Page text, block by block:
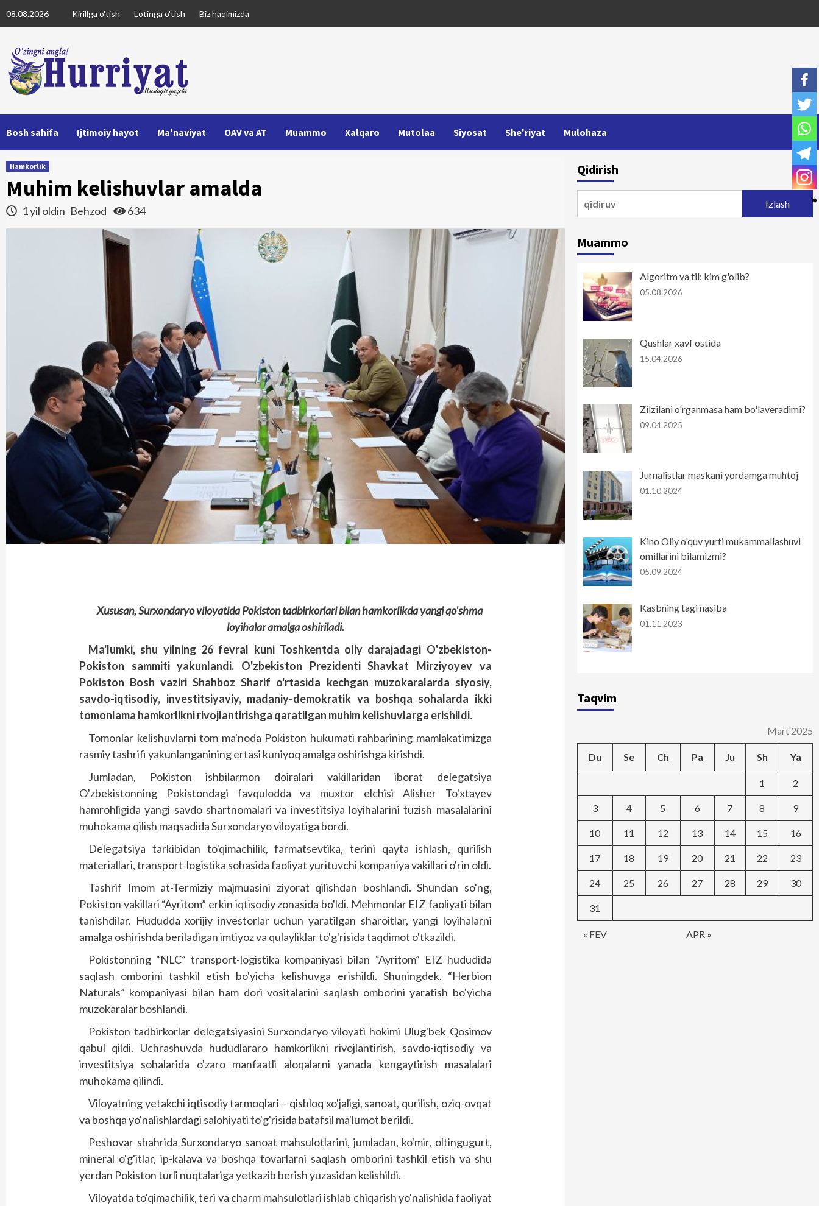
to
08.08.2026 Kirillga o'tish Lotinga o'tish Biz haqimizda
Bosh sahifa Ijtimoiy hayot Ma'naviyat OAV va AT Muammo Xalqaro Mutolaa Siyosat She'riyat Mulohaza
Hamkorlik
Muhim kelishuvlar amalda
1 yil oldin Behzod 634
Xususan, Surxondaryo viloyatida Pokiston tadbirkorlari bilan hamkorlikda yangi qo'shma
loyihalar amalga oshiriladi.
Ma'lumki, shu yilning 26 fevral kuni Toshkentda oliy darajadagi O'zbekiston-
Pokiston sammiti yakunlandi. O'zbekiston Prezidenti Shavkat Mirziyoyev va
Pokiston Bosh vaziri Shahboz Sharif o'rtasida kechgan muzokaralarda siyosiy,
savdo-iqtisodiy, investitsiyaviy, madaniy-demokratik va boshqa sohalarda ikki
tomonlama hamkorlikni rivojlantirishga qaratilgan muhim kelishuvlarga erishildi.
Tomonlar kelishuvlarni tom ma'noda Pokiston hukumati rahbarining mamlakatimizga
rasmiy tashrifi yakunlanganining ertasi kuniyoq amalga oshirishga kirishdi.
Jumladan, Pokiston ishbilarmon doiralari vakillaridan iborat delegatsiya
O'zbekistonning Pokistondagi favqulodda va muxtor elchisi Alisher To'xtayev
hamrohligida yangi savdo shartnomalari va investitsiya loyihalarini tuzish masalalarini
muhokama qilish maqsadida Surxondaryo viloyatiga bordi.
Delegatsiya tarkibidan to'qimachilik, farmatsevtika, terini qayta ishlash, qurilish
materiallari, transport-logistika sohasida faoliyat yurituvchi kompaniya vakillari o'rin oldi.
Tashrif Imom at-Termiziy majmuasini ziyorat qilishdan boshlandi. Shundan so'ng,
Pokiston vakillari “Ayritom” erkin iqtisodiy zonasida bo'ldi. Mehmonlar EIZ faoliyati bilan
tanishdilar. Hududda xorijiy investorlar uchun yaratilgan sharoitlar, yangi loyihalarni
amalga oshirishda beriladigan imtiyoz va qulayliklar to'g'risida taqdimot o'tkazildi.
Pokistonning “NLC” transport-logistika kompaniyasi bilan “Ayritom” EIZ hududida
saqlash omborini tashkil etish bo'yicha kelishuvga erishildi. Shuningdek, “Herbion
Naturals” kompaniyasi bilan ham dori vositalarini saqlash omborini yaratish bo'yicha
muzokaralar boshlandi.
Pokiston tadbirkorlar delegatsiyasini Surxondaryo viloyati hokimi Ulug'bek Qosimov
qabul qildi. Uchrashuvda hududlararo hamkorlikni rivojlantirish, savdo-iqtisodiy va
investitsiya sohalarida o'zaro manfaatli aloqalarni yanada kengaytirish masalalari
muhokama qilindi.
Viloyatning yetakchi iqtisodiy tarmoqlari – qishloq xo'jaligi, sanoat, qurilish, oziq-ovqat
va boshqa yo'nalishlardagi salohiyati to'g'risida batafsil ma'lumot berildi.
Peshovar shahrida Surxondaryo sanoat mahsulotlarini, jumladan, ko'mir, oltingugurt,
mineral o'g'itlar, ip-kalava va boshqa tovarlarni saqlash omborini tashkil etish va shu
yerdan Pokiston turli nuqtalariga yetkazib berish yuzasidan kelishildi.
Viloyatda to'qimachilik, teri va charm mahsulotlari ishlab chiqarish yo'nalishida faoliyat
Qidirish
Muammo
Algoritm va til: kim g'olib?
05.08.2026
Qushlar xavf ostida
15.04.2026
Zilzilani o'rganmasa ham bo'laveradimi?
09.04.2025
Jurnalistlar maskani yordamga muhtoj
01.10.2024
Kino Oliy o'quv yurti mukammallashuvi
omillarini bilamizmi?
05.09.2024
Kasbning tagi nasiba
01.11.2023
Taqvim
Mart 2025
Du Se Ch Pa Ju Sh Ya
« FEV APR »
1 2
3 4 5 6 7 8 9
10 11 12 13 14 15 16
17 18 19 20 21 22 23
24 25 26 27 28 29 30
31